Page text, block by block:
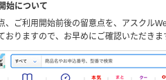
始について
、ご利用開始前後の留意点を、アスクル
おりますので、お早めにご確認いただきま